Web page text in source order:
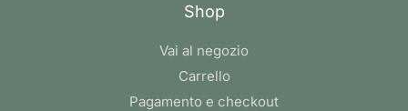
Shop
Vai al negozio
Carrello
Pagamento e checkout